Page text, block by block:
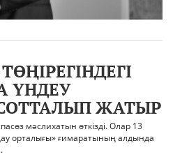
ҮНДЕУ
ЖАТЫР
мәслихатын өткізді. Олар 13
орталығы» ғимаратының алдында